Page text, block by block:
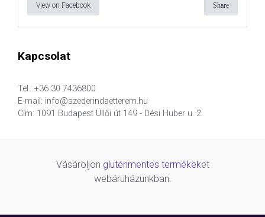
View on Facebook Share
Kapcsolat
Tel.: +36 30 7436800
E-mail: info@szederindaetterem.hu
Cím: 1091 Budapest Üllői út 149 - Dési Huber u. 2.
Vásároljon gluténmentes termékeket
webáruházunkban.